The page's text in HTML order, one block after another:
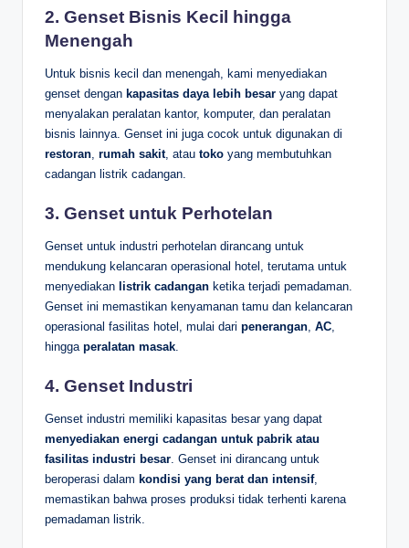
2. Genset Bisnis Kecil hingga
Menengah
Untuk bisnis kecil dan menengah, kami menyediakan
genset dengan kapasitas daya lebih besar yang dapat
menyalakan peralatan kantor, komputer, dan peralatan
bisnis lainnya. Genset ini juga cocok untuk digunakan di
restoran rumah sakit, atau toko yang membutuhkan
cadangan listrik cadangan.
3. Genset untuk Perhotelan
Genset untuk industri perhotelan dirancang untuk
mendukung kelancaran operasional hotel, terutama untuk
menyediakan listrik cadangan ketika terjadi pemadaman.
Genset ini memastikan kenyamanan tamu dan kelancaran
operasional fasilitas hotel, mulai dari penerangan AC
hingga peralatan masak
4. Genset Industri
Genset industri memiliki kapasitas besar yang dapat
menyediakan energi cadangan untuk pabrik atau
fasilitas industri besar. Genset ini dirancang untuk
beroperasi dalam kondisi yang berat dan intensif,
memastikan bahwa proses produksi tidak terhenti karena
pemadaman listrik.